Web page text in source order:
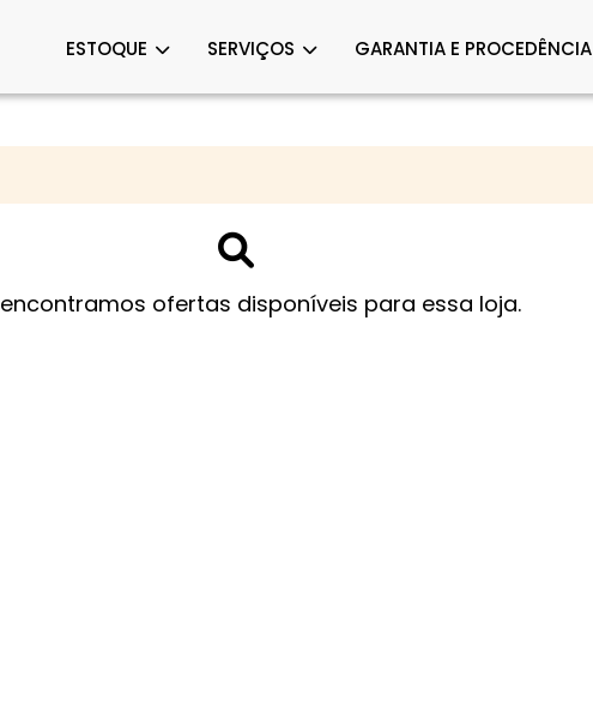
ESTOQUE SERVIÇOS GARANTIA E PROCEDÊNCIA
ofertas disponíveis para essa loja.